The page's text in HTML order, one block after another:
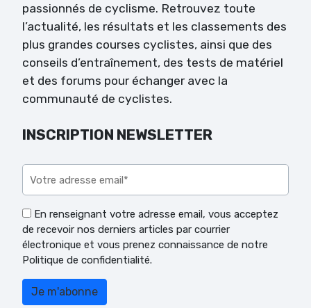
passionnés de cyclisme. Retrouvez toute
l’actualité, les résultats et les classements des
plus grandes courses cyclistes, ainsi que des
conseils d’entraînement, des tests de matériel
et des forums pour échanger avec la
communauté de cyclistes.
INSCRIPTION NEWSLETTER
En renseignant votre adresse email, vous acceptez
de recevoir nos derniers articles par courrier
électronique et vous prenez connaissance de notre
Politique de confidentialité.